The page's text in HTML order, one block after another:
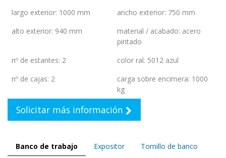
largo exterior: 1000 mm ancho exterior: 750 mm
alto exterior: 940 mm material / acabado: acero
pintado
nº de estantes: 2 color ral: 5012 azul
nº de cajas: 2 carga sobre encimera: 1000
kg
Solicitar más información
Banco de trabajo Expositor Tornillo de banco